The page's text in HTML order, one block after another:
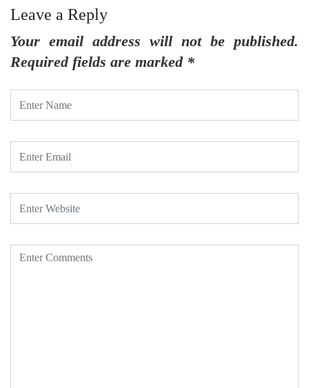
Leave a Reply
Your email address will not be published.
Required fields are marked *